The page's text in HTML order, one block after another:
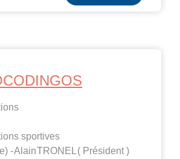
sportives
-AlainTRONEL( Président )